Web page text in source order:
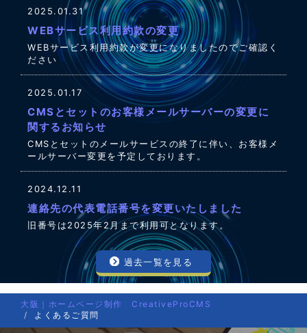
2025.01.31
WEBサービス利用約款の変更
WEBサービス利用約款が変更になりましたのでご確認く
ださい
2025.01.17
CMSとセットのお客様メールサーバーの変更に
関するお知らせ
CMSとセットのメールサービスの終了に伴い、お客様メ
ールサーバー変更を予定しております。
2024.12.11
連絡先の代表電話番号を変更いたしました
旧番号は2025年2月まで利用可となります。
過去一覧を見る
大阪｜ホームページ制作 CreativeProCMS
よくあるご質問